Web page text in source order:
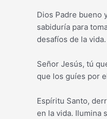
Dios Padre bueno
sabiduría para
desafíos de la vida.
Señor Jesús, tú
que los guíes por
Espíritu Santo,
en la vida. Ilumina